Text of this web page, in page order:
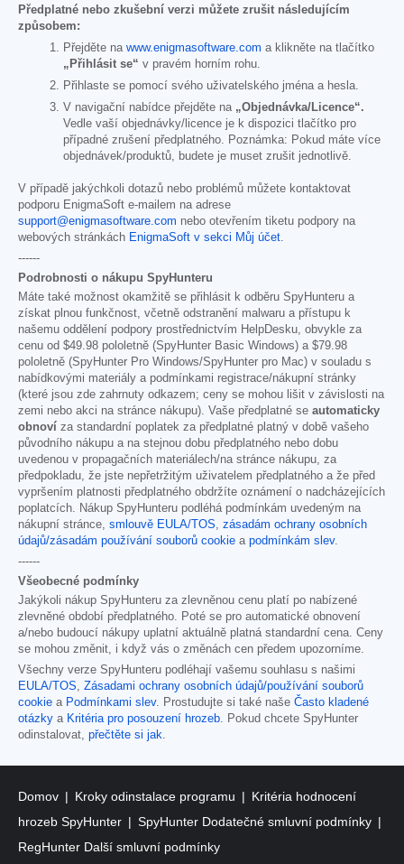
Předplatné nebo zkušební verzi můžete zrušit následujícím
způsobem:
Přejděte na www.enigmasoftware.com a klikněte na tlačítko
„Přihlásit se“ v pravém horním rohu.
Přihlaste se pomocí svého uživatelského jména a hesla.
V navigační nabídce přejděte na „Objednávka/Licence“.
Vedle vaší objednávky/licence je k dispozici tlačítko pro
případné zrušení předplatného. Poznámka: Pokud máte více
objednávek/produktů, budete je muset zrušit jednotlivě.
V případě jakýchkoli dotazů nebo problémů můžete kontaktovat
podporu EnigmaSoft e-mailem na adrese
support@enigmasoftware.com nebo otevřením tiketu podpory na
webových stránkách EnigmaSoft v sekci Můj účet.
------
Podrobnosti o nákupu SpyHunteru
Máte také možnost okamžitě se přihlásit k odběru SpyHunteru a
získat plnou funkčnost, včetně odstranění malwaru a přístupu k
našemu oddělení podpory prostřednictvím HelpDesku, obvykle za
cenu od $49.98 pololetně (SpyHunter Basic Windows) a $79.98
pololetně (SpyHunter Pro Windows/SpyHunter pro Mac) v souladu s
nabídkovými materiály a podmínkami registrace/nákupní stránky
(které jsou zde zahrnuty odkazem; ceny se mohou lišit v závislosti na
zemi nebo akci na stránce nákupu). Vaše předplatné se automaticky
obnoví za standardní poplatek za předplatné platný v době vašeho
původního nákupu a na stejnou dobu předplatného nebo dobu
uvedenou v propagačních materiálech/na stránce nákupu, za
předpokladu, že jste nepřetržitým uživatelem předplatného a že před
vypršením platnosti předplatného obdržíte oznámení o nadcházejících
poplatcích. Nákup SpyHunteru podléhá podmínkám uvedeným na
nákupní stránce, smlouvě EULA/TOS, zásadám ochrany osobních
údajů/zásadám používání souborů cookie a podmínkám slev.
------
Všeobecné podmínky
Jakýkoli nákup SpyHunteru za zlevněnou cenu platí po nabízené
zlevněné období předplatného. Poté se pro automatické obnovení
a/nebo budoucí nákupy uplatní aktuálně platná standardní cena. Ceny
se mohou změnit, i když vás o změnách cen předem upozorníme.
Všechny verze SpyHunteru podléhají vašemu souhlasu s našimi
EULA/TOS, Zásadami ochrany osobních údajů/používání souborů
cookie a Podmínkami slev. Prostudujte si také naše Často kladené
otázky a Kritéria pro posouzení hrozeb. Pokud chcete SpyHunter
odinstalovat, přečtěte si jak.
Domov Kroky odinstalace programu
Kritéria hodnocení
hrozeb SpyHunter
SpyHunter Dodatečné smluvní podmínky
RegHunter Další smluvní podmínky